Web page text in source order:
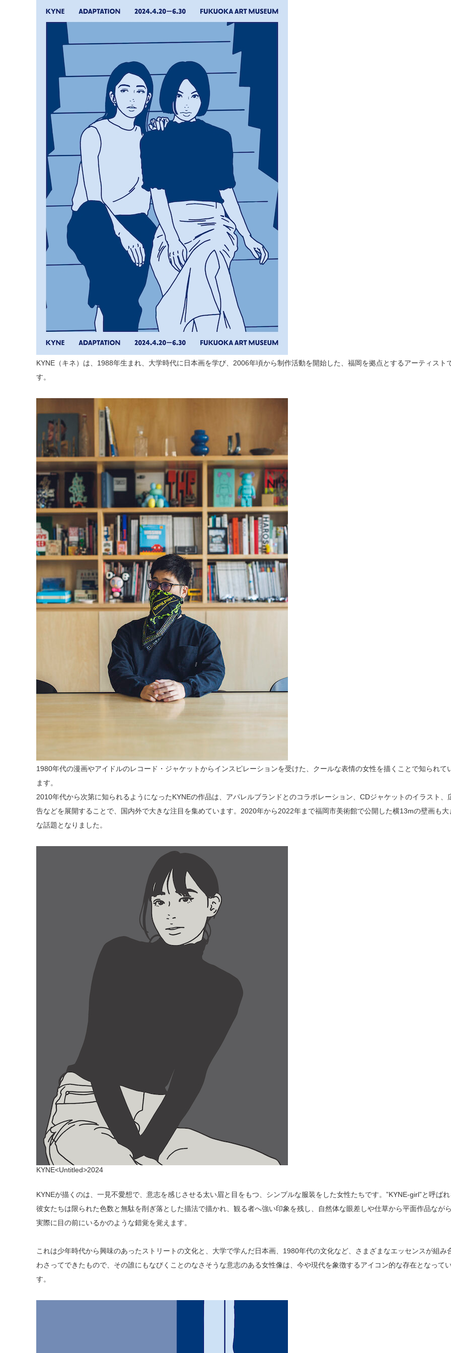
KYNE（キネ）は、1988年生まれ、大学時代に日本画を学び、2006年頃から制作活動を開始した、福岡を拠点とするアーティスト
す。
1980年代の漫画やアイドルのレコード・ジャケットからインスピレーションを受けた、クールな表情の女性を描くことで知られて
ます。
2010年代から次第に知られるようになったKYNEの作品は、アパレルブランドとのコラボレーション、CDジャケットのイラスト、
告などを展開することで、国内外で大きな注目を集めています。2020年から2022年まで福岡市美術館で公開した横13mの壁画も大
な話題となりました。
KYNE<Untitled>2024
KYNEが描くのは、一見不愛想で、意志を感じさせる太い眉と目をもつ、シンプルな服装をした女性たちです。”KYNE-girl”と呼ばれ
彼女たちは限られた色数と無駄を削ぎ落とした描法で描かれ、観る者へ強い印象を残し、自然体な眼差しや仕草から平面作品なが
実際に目の前にいるかのような錯覚を覚えます。
これは少年時代から興味のあったストリートの文化と、大学で学んだ日本画、1980年代の文化など、さまざまなエッセンスが組み
わさってできたもので、その誰にもなびくことのなさそうな意志のある女性像は、今や現代を象徴するアイコン的な存在となって
す。